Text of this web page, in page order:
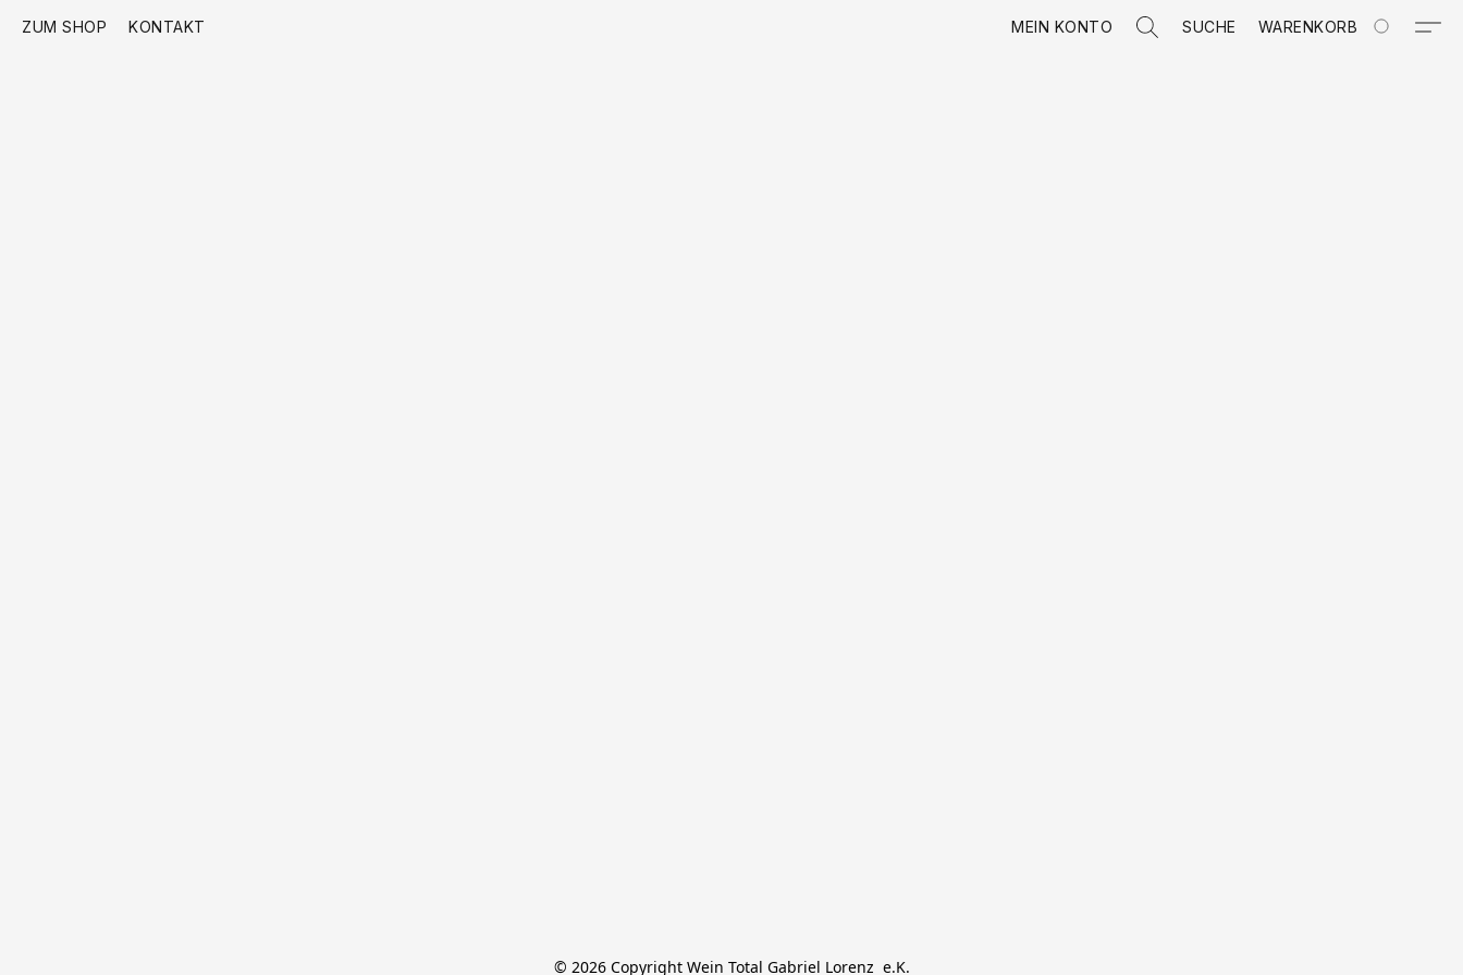
ZUM SHOP KONTAKT MEIN KONTO SUCHE WARENKORB
© 2026 Copyright Wein Total Gabriel Lorenz  e.K.